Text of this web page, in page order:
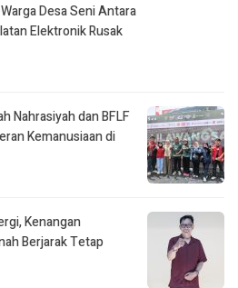
Desa Seni Antara
Elektronik Rusak
Nahrasiyah dan BFLF
Kemanusiaan di
Kenangan
Berjarak Tetap